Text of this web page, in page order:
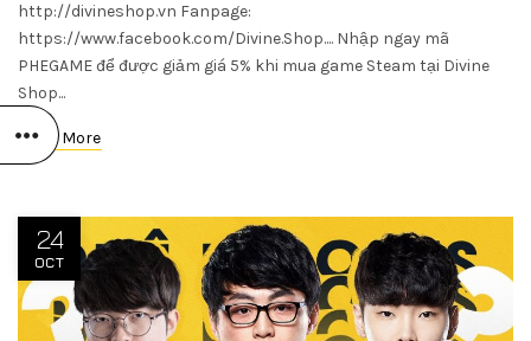
http://divineshop.vn Fanpage:
https://www.facebook.com/Divine.Shop.... Nhập ngay mã
PHEGAME để được giảm giá 5% khi mua game Steam tại Divine
Shop...
Read More
24
OCT